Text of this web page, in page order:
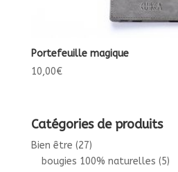
Portefeuille magique
10,00€
Catégories de produits
Bien être (27)
bougies 100% naturelles (5)